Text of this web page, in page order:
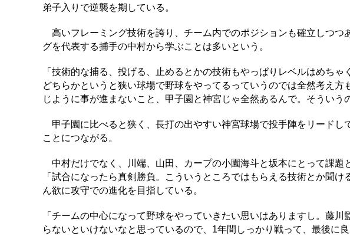
弟子入りで逆襲を期している。
高いフレーミング技術を誇り、チーム内でのポジションも確立しつつ
グを代表する捕手の中村から学ぶことは多いという。
「技術的な捕る、投げる、止めるとかの技術もやっぱりレベルはめち
どちらかというと狭い球場で野球をやってるっていうのでは全然考え
じように事が進まないこと、甲子園と神宮じゃ全然あるんで。そういう
甲子園に比べると狭く、長打の出やすい神宮球場で投手陣をリードし
ことにつながる。
中村だけでなく、川端、山田、カープの小園海斗と坂本にとって課題
「試合になったら真剣勝負。こういうところではもらえる技術とか聞
ん欲に攻守での進化を目指している。
「チームの中心になって野球をやっていきたい思いはありますし。藤
らないといけないなと思っているので、1年間しっかり戦って、最後に良